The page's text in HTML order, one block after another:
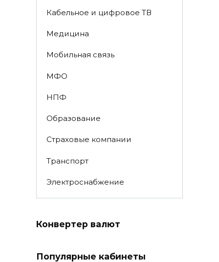
Кабельное и цифровое ТВ
Медицина
Мобильная связь
МФО
НПФ
Образование
Страховые компании
Транспорт
Электроснабжение
Конвертер валют
Популярные кабинеты